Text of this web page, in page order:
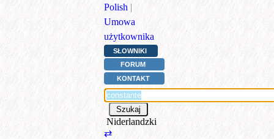
Polish |
Umowa
użytkownika
SŁOWNIKI
FORUM
KONTAKT
Niderlandzki
⇄